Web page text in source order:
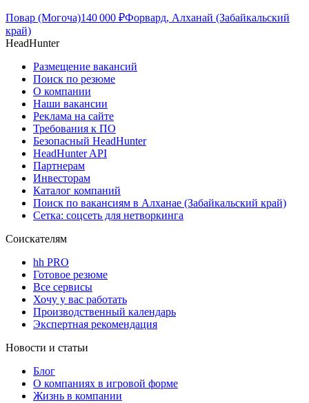
Повар (Могоча)140 000 ₽Форвард, Алханай (Забайкальский
край)
HeadHunter
Размещение вакансий
Поиск по резюме
О компании
Наши вакансии
Реклама на сайте
Требования к ПО
Безопасный HeadHunter
HeadHunter API
Партнерам
Инвесторам
Каталог компаний
Поиск по вакансиям в Алханае (Забайкальский край)
Сетка: соцсеть для нетворкинга
Соискателям
hh PRO
Готовое резюме
Все сервисы
Хочу у вас работать
Производственный календарь
Экспертная рекомендация
Новости и статьи
Блог
О компаниях в игровой форме
Жизнь в компании